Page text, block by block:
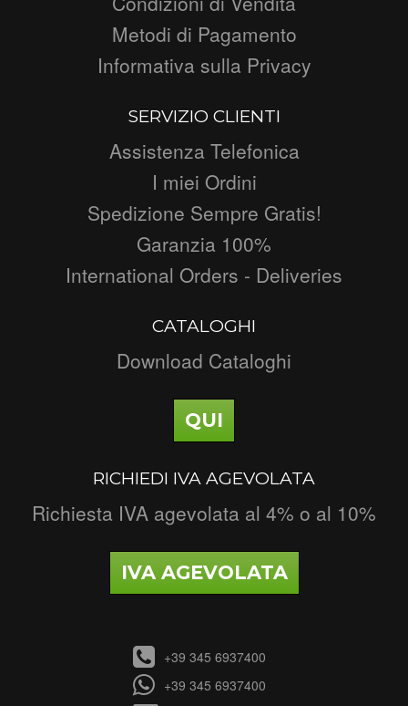
Metodi di Pagamento
Informativa sulla Privacy
SERVIZIO CLIENTI
Assistenza Telefonica
I miei Ordini
Spedizione Sempre Gratis!
Garanzia 100%
International Orders - Deliveries
CATALOGHI
Download Cataloghi
QUI
RICHIEDI IVA AGEVOLATA
Richiesta IVA agevolata al 4% o al 10%
IVA AGEVOLATA
+39 345 6937400
+39 345 6937400